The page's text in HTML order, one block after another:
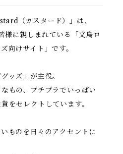
（カスタード）」は、
様に親しまれている「文鳥ロ
向けサイト」です。
ッズ」が主役。
もの、プチプラでいっぱい
をセレクトしています。
ものを日々のアクセントに